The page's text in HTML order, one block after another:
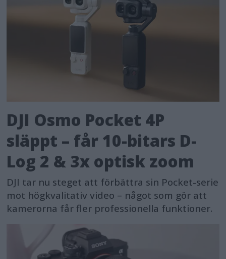
DJI Osmo Pocket 4P
släppt – får 10-bitars D-
Log 2 & 3x optisk zoom
DJI tar nu steget att förbättra sin Pocket-serie
mot högkvalitativ video – något som gör att
kamerorna får fler professionella funktioner.